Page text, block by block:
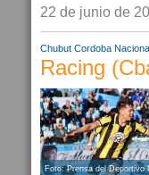
22 de junio de
Chubut Cordoba
Racing
Foto: Prensa del Deportivo